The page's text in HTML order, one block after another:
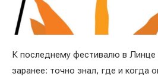
К последнему фестивалю в Линце
заранее: точно знал, где и когда